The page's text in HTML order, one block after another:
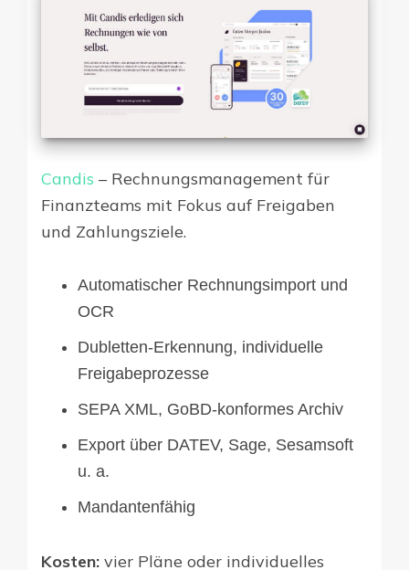
Candis – Rechnungsmanagement für
Finanzteams mit Fokus auf Freigaben
und Zahlungsziele.
Automatischer Rechnungsimport und
OCR
Dubletten-Erkennung, individuelle
Freigabeprozesse
SEPA XML, GoBD-konformes Archiv
Export über DATEV, Sage, Sesamsoft
u. a.
Mandantenfähig
Kosten: vier Pläne oder individuelles